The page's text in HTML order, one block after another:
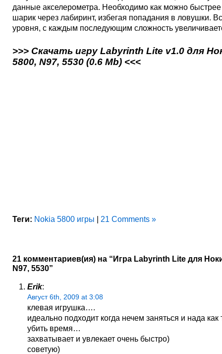
данные акселерометра. Необходимо как можно быстрее
шарик через лабиринт, избегая попадания в ловушки.
уровня, с каждым последующим сложность
>>> Скачать игру Labyrinth Lite v1.0 для
5800, N97, 5530 (0.6 Mb) <<<
Теги: Nokia 5800 игры 21 Comments »
21 комментариев(ия) на “Игра Labyrinth Lite для
N97, 5530”
Erik:
Август 6th, 2009 at 3:08
клевая игрушка….
идеально подходит когда нечем заняться и нада как
убить время…
захватывает и увлекает очень быстро)
советую)